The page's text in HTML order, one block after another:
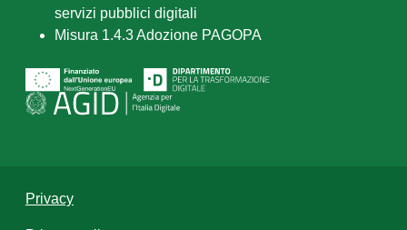
servizi pubblici digitali
Misura 1.4.3 Adozione PAGOPA
Privacy